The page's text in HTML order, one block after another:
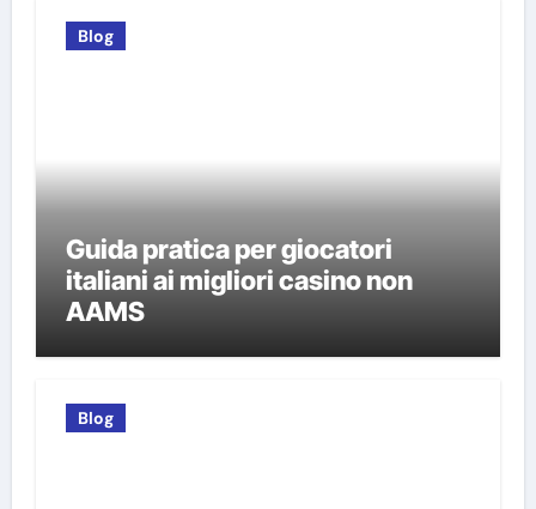
Blog
Guida pratica per giocatori
italiani ai migliori casino non
AAMS
Blog